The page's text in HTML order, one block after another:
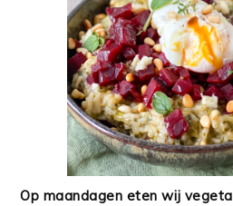
Op maandagen eten wij